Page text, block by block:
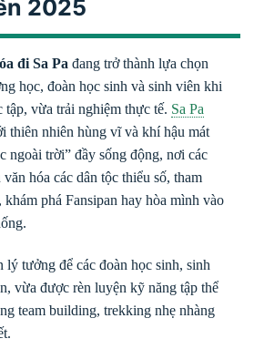
2025
đi Sa Pa đang trở thành lựa chọn
học, đoàn học sinh và sinh viên khi
tập, vừa trải nghiệm thực tế. Sa Pa
thiên nhiên hùng vĩ và khí hậu mát
ngoài trời” đầy sống động, nơi các
hóa các dân tộc thiểu số, tham
khám phá Fansipan hay hòa mình vào
tưởng để các đoàn học sinh, sinh
vừa được rèn luyện kỹ năng tập thể
team building, trekking nhẹ nhàng